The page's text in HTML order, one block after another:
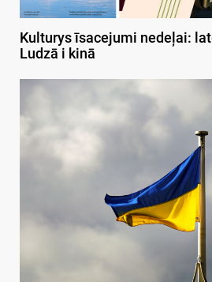
Kulturys īsacejumi nedeļai:
Ludzā i kinā